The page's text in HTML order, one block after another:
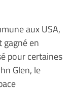
aux USA,
en
pour certaines
Glen, le